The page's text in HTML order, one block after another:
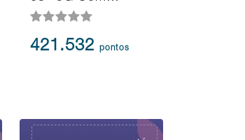
421.532pontos